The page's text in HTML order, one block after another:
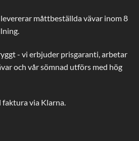
måttbeställda vävar inom 8
- vi erbjuder prisgaranti, arbetar
och vår sömnad utförs med hög
via Klarna.